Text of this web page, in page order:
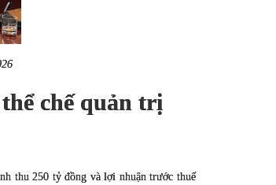
chế quản trị
thu 250 tỷ đồng và lợi nhuận trước thuế